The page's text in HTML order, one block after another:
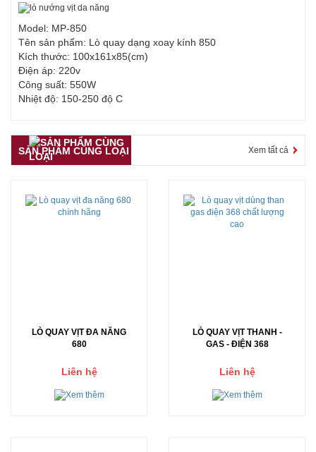
Model: MP-850
Tên sản phẩm: Lò quay dạng xoay kính 850
Kích thước: 100x161x85(cm)
Điện áp: 220v
Công suất: 550W
Nhiệt độ: 150-250 độ C
SẢN PHẨM CÙNG LOẠI Xem tất cả
LÒ QUAY VỊT ĐA NĂNG
680
Liên hệ
LÒ QUAY VỊT THANH -
GAS - ĐIỆN 368
Liên hệ